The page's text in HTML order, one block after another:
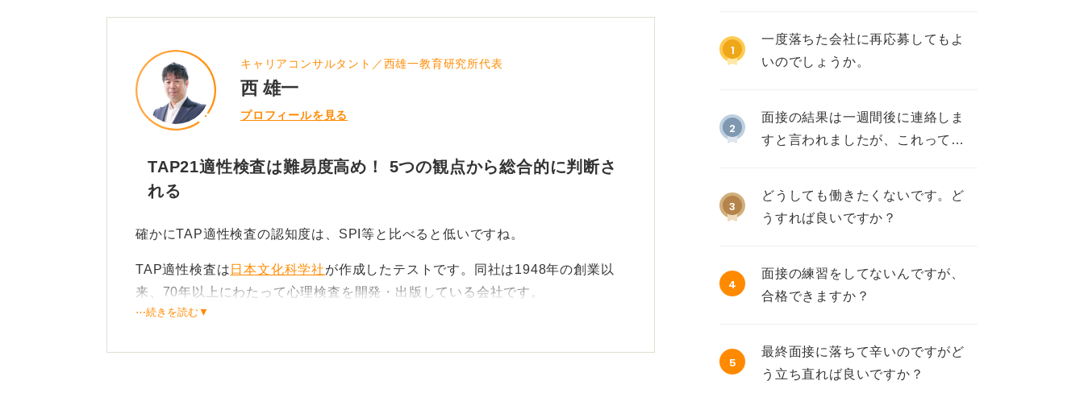
キャリアコンサルタント／西雄一教育研究所代表
西 雄一
プロフィールを見る
TAP21適性検査は難易度高め！ 5つの観点から総合的に判断さ
れる
確かにTAP適性検査の認知度は、SPI等と比べると低いですね。
TAP適性検査は 日本文化科学社が作成したテストです。同社は1948年の創業以
来、70年以上にわたって心理検査を開発・出版している会社です。
しいテストだそうです。
⋯続きを読む▼
1
一度落ちた会社に再応募してもよ
いのでしょうか。
2
面接の結果は一週間後に連絡しま
すと言われましたが、これって不
3
どうしても働きたくないです。ど
うすれば良いですか？
4
面接の練習をしてないんですが、
合格できますか？
5
最終面接に落ちて辛いのですがど
う立ち直れば良いですか？